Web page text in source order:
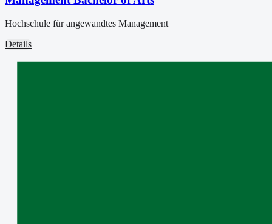
Hochschule für angewandtes Management
Details